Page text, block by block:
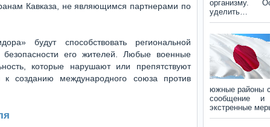
Кавказа, не являющимся партнерами по
будут способствовать региональной
его жителей. Любые военные
которые нарушают или препятствуют
созданию международного союза против
организму.
уделить…
южные районы
сообщение и
экстренные